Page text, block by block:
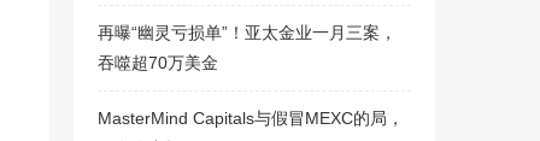
再曝“幽灵亏损单”！亚太金业一月三案，
吞噬超70万美金
MasterMind Capitals与假冒MEXC的局，